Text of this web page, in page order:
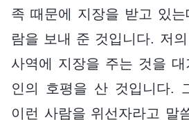
족 때문에 지장을 받고 있는
람을 보내 준 것입니다. 저
사역에 지장을 주는 것을
인의 호평을 산 것입니다.
이런 사람을 위선자라고 말